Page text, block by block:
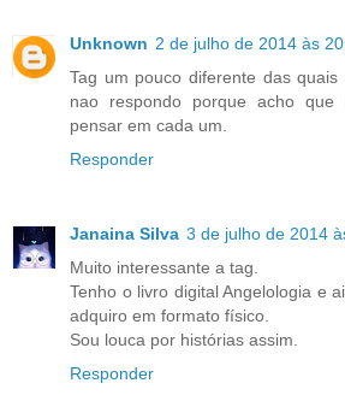
Unknown 2 de julho de 2014 às
Tag um pouco diferente das
nao respondo porque acho que
pensar em cada um.
Responder
Janaina Silva 3 de julho de 2014
Muito interessante a tag.
Tenho o livro digital Angelologia e
adquiro em formato físico.
Sou louca por histórias assim.
Responder